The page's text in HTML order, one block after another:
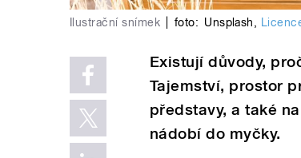
Ilustrační snímek foto: Unsplash,
Existují důvody,
Tajemství, prostor
představy, a také
nádobí do myčky.